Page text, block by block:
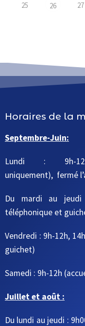
25 26 27
Horaires de la
Septembre-Juin:
Lundi : 9h-
uniquement), fermé
Du mardi au jeudi
téléphonique et
Vendredi : 9h-12h,
guichet)
Samedi : 9h-12h
Juillet et août :
Du lundi au jeudi :